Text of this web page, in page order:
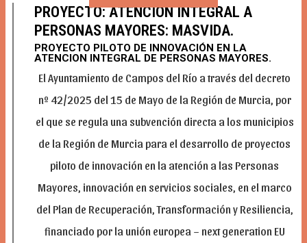
PROYECTO: ATENCIÓN INTEGRAL A
PERSONAS MAYORES: MASVIDA.
PROYECTO PILOTO DE INNOVACIÓN EN LA
ATENCION INTEGRAL DE PERSONAS MAYORES.
El Ayuntamiento de Campos del Río a través del decreto
nº 42/2025 del 15 de Mayo de la Región de Murcia, por
el que se regula una subvención directa a los municipios
de la Región de Murcia para el desarrollo de proyectos
piloto de innovación en la atención a las Personas
Mayores, innovación en servicios sociales, en el marco
del Plan de Recuperación, Transformación y Resiliencia,
financiado por la unión europea – next generation EU